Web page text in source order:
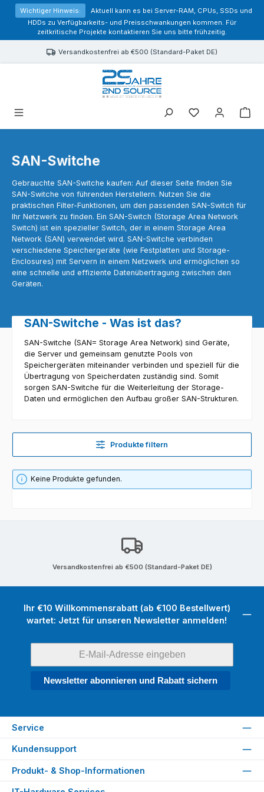
springen
Wichtiger Hinweis:
Aktuell kann es bei Server-RAM, CPUs, SSDs und
HDDs zu Verfügbarkeits- und Preisschwankungen kommen. Für
zeitkritische Projekte kontaktieren Sie uns bitte frühzeitig.
Versandkostenfrei ab €500 (Standard-Paket DE)
Sie haben 0
SAN-Switche
Gebrauchte SAN-Switche kaufen: Auf dieser Seite finden Sie
SAN-Switche von führenden Herstellern. Nutzen Sie die
praktischen Filter-Funktionen, um den passenden SAN-Switch für
Ihr Netzwerk zu finden. Ein SAN-Switch (Storage Area Network
Switch) ist ein spezieller Switch, der in einem Storage Area
Network (SAN) verwendet wird. SAN-Switche verbinden
verschiedene Speichergeräte (wie Festplatten und Storage-
Enclosures) mit Servern in einem Netzwerk und ermöglichen so
eine schnelle und effiziente Datenübertragung zwischen den
Geräten.
SAN-Switche - Was ist das?
SAN-Switche (SAN= Storage Area Network) sind Geräte,
die Server und gemeinsam genutzte Pools von
Speichergeräten miteinander verbinden und speziell für die
Übertragung von Speicherdaten zuständig sind. Somit
sorgen SAN-Switche für die Weiterleitung der Storage-
Daten und ermöglichen den Aufbau großer SAN-Strukturen.
Produkte filtern
Keine Produkte gefunden.
Versandkostenfrei ab €500 (Standard-Paket DE)
Ihr €10 Willkommensrabatt (ab €100 Bestellwert)
wartet: Jetzt für unseren Newsletter anmelden!
Newsletter abonnieren und Rabatt sichern
Service
Kundensupport
Produkt- & Shop-Informationen